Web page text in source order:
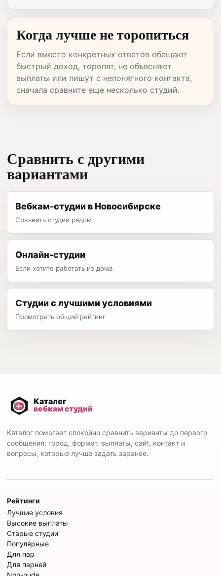
Когда лучше не торопиться
Если вместо конкретных ответов обещают
быстрый доход, торопят, не объясняют
выплаты или пишут с непонятного контакта,
сначала сравните еще несколько студий.
Сравнить с другими
вариантами
Вебкам-студии в Новосибирске
Сравнить студии рядом
Онлайн-студии
Если хотите работать из дома
Студии с лучшими условиями
Посмотреть общий рейтинг
Каталог помогает спокойно сравнить варианты до первого
сообщения: город, формат, выплаты, сайт, контакт и
вопросы, которые лучше задать заранее.
Рейтинги
Лучшие условия
Высокие выплаты
Старые студии
Популярные
Для пар
Для парней